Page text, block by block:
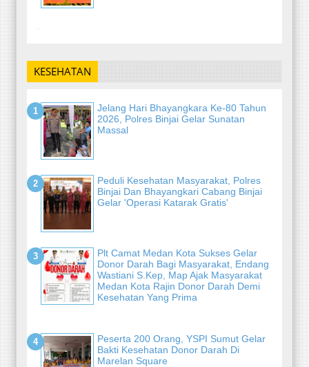
-
KESEHATAN
Jelang Hari Bhayangkara Ke-80 Tahun
2026, Polres Binjai Gelar Sunatan
Massal
Peduli Kesehatan Masyarakat, Polres
Binjai Dan Bhayangkari Cabang Binjai
Gelar 'Operasi Katarak Gratis'
Plt Camat Medan Kota Sukses Gelar
Donor Darah Bagi Masyarakat, Endang
Wastiani S.Kep, Map Ajak Masyarakat
Medan Kota Rajin Donor Darah Demi
Kesehatan Yang Prima
Peserta 200 Orang, YSPI Sumut Gelar
Bakti Kesehatan Donor Darah Di
Marelan Square